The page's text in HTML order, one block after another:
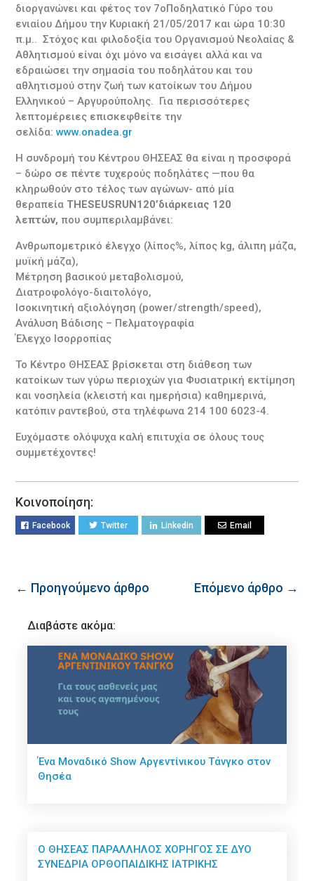
διοργανώνει και φέτος τον 7οΠοδηλατικό Γύρο του
ενιαίου Δήμου την Κυριακή 21/05/2017 και ώρα 10:30
π.μ.. Στόχος και φιλοδοξία του Οργανισμού Νεολαίας &
Αθλητισμού είναι όχι μόνο να εισάγει αλλά και να
εδραιώσει την σημασία του ποδηλάτου και του
αθλητισμού στην ζωή των κατοίκων του Δήμου
Ελληνικού – Αργυρούπολης. Για περισσότερες
λεπτομέρειες επισκεφθείτε την
σελίδα:www.onadea.gr
Η συνδρομή του Κέντρου ΘΗΣΕΑΣ θα είναι η προσφορά
– δώρο σε πέντε τυχερούς ποδηλάτες —που θα
κληρωθούν στο τέλος των αγώνων- από μία
θεραπεία THESEUSRUN120’διάρκειας 120
λεπτών, που συμπεριλαμβάνει:
Ανθρωπομετρικό έλεγχο (λίπος%, λίπος kg, άλιπη μάζα,
μυϊκή μάζα),
Μέτρηση βασικού μεταβολισμού,
Διατροφολόγο-διαιτολόγο,
Ισοκινητική αξιολόγηση (power/strength/speed),
Ανάλυση Βάδισης – Πελματογραφία
Έλεγχο Ισορροπίας
Το Κέντρο ΘΗΣΕΑΣ βρίσκεται στη διάθεση των
κατοίκων των γύρω περιοχών για Φυσιατρική εκτίμηση
και νοσηλεία (κλειστή και ημερήσια) καθημερινά,
κατόπιν ραντεβού, στα τηλέφωνα 214 100 6023-4.
Ευχόμαστε ολόψυχα καλή επιτυχία σε όλους τους
συμμετέχοντες!
Κοινοποίηση:
Facebook Twitter Linkedin Email
← Προηγούμενο άρθρο Επόμενο άρθρο →
Διαβάστε ακόμα:
Ένα Μοναδικό Show Αργεντίνικου Τάνγκο στον
Θησέα
Ο ΘΗΣΕΑΣ ΠΑΡΑΛΛΗΛΟΣ ΧΟΡΗΓΟΣ ΣΕ ΔΥΟ
ΣΥΝΕΔΡΙΑ ΟΡΘΟΠΑΙΔΙΚΗΣ ΙΑΤΡΙΚΗΣ